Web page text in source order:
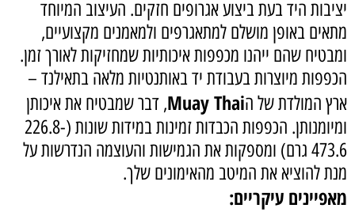
יציבות היד בעת ביצוע אגרופים חזקים. העיצוב המיוחד
מתאים באופן מושלם למתאגרפים ולמאמנים מקצועיים,
ומבטיח שהם ייהנו מכפפות איכותיות שמחזיקות לאורך זמן.
הכפפות מיוצרות בעבודת יד באותנטיות מלאה בתאילנד –
ארץ המולדת של הMuay Thai, דבר שמבטיח את איכותן
ומיומנותן. הכפפות הכבדות זמינות במידות שונות (226.8-
473.6 גרם) ומספקות את הגמישות והעוצמה הנדרשות על
מנת להוציא את המיטב מהאימונים שלך.
מאפיינים עיקריים: